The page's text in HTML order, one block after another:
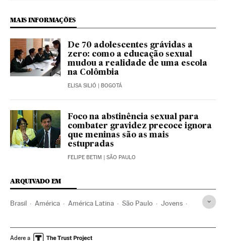
MAIS INFORMAÇÕES
De 70 adolescentes grávidas a
zero: como a educação sexual
mudou a realidade de uma escola
na Colômbia
ELISA SILIÓ | BOGOTÁ
Foco na abstinência sexual para
combater gravidez precoce ignora
que meninas são as mais
estupradas
FELIPE BETIM | SÃO PAULO
ARQUIVADO EM
Brasil América América Latina São Paulo Jovens
Saúde Educação Damares Alves
Adere a